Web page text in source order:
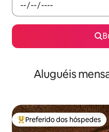
Aluguéis
Entre os melhores
Preferido dos hóspedes